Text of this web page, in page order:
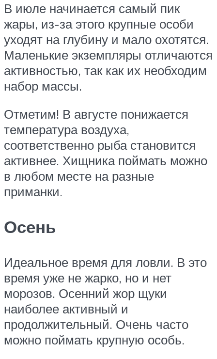
В июле начинается самый пик
жары, из-за этого крупные особи
уходят на глубину и мало охотятся.
Маленькие экземпляры отличаются
активностью, так как их необходим
набор массы.
Отметим! В августе понижается
температура воздуха,
соответственно рыба становится
активнее. Хищника поймать можно
в любом месте на разные
приманки.
Осень
Идеальное время для ловли. В это
время уже не жарко, но и нет
морозов. Осенний жор щуки
наиболее активный и
продолжительный. Очень часто
можно поймать крупную особь.